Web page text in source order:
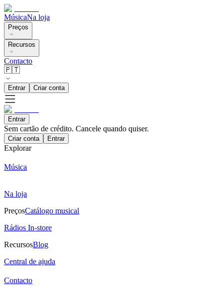
MúsicaNa loja
Preços
Recursos
Contacto
🇵🇹
Entrar Criar conta
Entrar
Sem cartão de crédito. Cancele quando quiser.
Criar conta Entrar
Explorar
Música
Na loja
PreçosCatálogo musical
Rádios In-store
RecursosBlog
Central de ajuda
Contacto